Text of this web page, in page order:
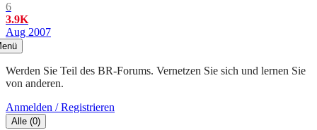
6
3.9K
Aug 2007
Werden Sie Teil des BR-Forums. Vernetzen Sie sich und lernen Sie
von anderen.
Anmelden / Registrieren
Alle (0)